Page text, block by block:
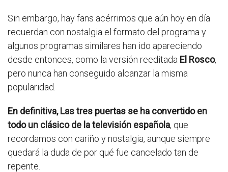
Sin embargo, hay fans acérrimos que aún hoy en día
recuerdan con nostalgia el formato del programa y
algunos programas similares han ido apareciendo
desde entonces, como la versión reeditada El Rosco,
pero nunca han conseguido alcanzar la misma
popularidad.
En definitiva, Las tres puertas se ha convertido en
todo un clásico de la televisión española, que
recordamos con cariño y nostalgia, aunque siempre
quedará la duda de por qué fue cancelado tan de
repente.